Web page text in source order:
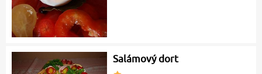
Salámový dort